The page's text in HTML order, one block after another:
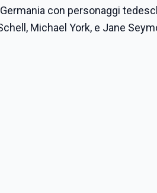
con personaggi
Michael York, e Jane